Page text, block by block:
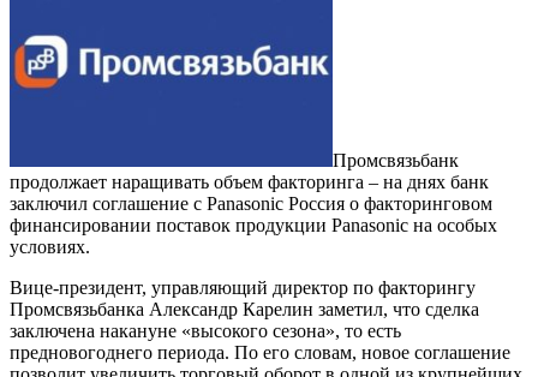
Промсвязьбанк
продолжает наращивать объем факторинга – на днях банк
заключил соглашение с Panasonic Россия о факторинговом
финансировании поставок продукции Panasonic на особых
условиях.
Вице-президент, управляющий директор по факторингу
Промсвязьбанка Александр Карелин заметил, что сделка
заключена накануне «высокого сезона», то есть
предновогоднего периода. По его словам, новое соглашение